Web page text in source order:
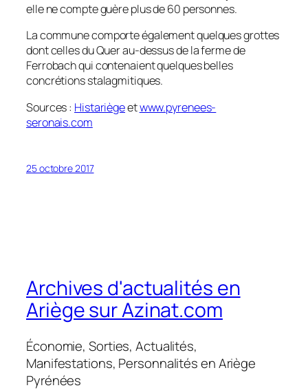
elle ne compte guère plus de 60 personnes.
La commune comporte également quelques grottes
dont celles du Quer au-dessus de la ferme de
Ferrobach qui contenaient quelques belles
concrétions stalagmitiques.
Sources : Histariègeetwww.pyrenees-
seronais.com
25 octobre 2017
Archives d'actualités en
Ariège sur Azinat.com
Économie, Sorties, Actualités,
Manifestations, Personnalités en Ariège
Pyrénées